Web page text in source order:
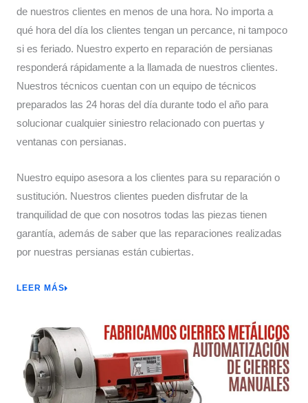
de nuestros clientes en menos de una hora. No importa a
qué hora del día los clientes tengan un percance, ni tampoco
si es feriado. Nuestro experto en reparación de persianas
responderá rápidamente a la llamada de nuestros clientes.
Nuestros técnicos cuentan con un equipo de técnicos
preparados las 24 horas del día durante todo el año para
solucionar cualquier siniestro relacionado con puertas y
ventanas con persianas.
Nuestro equipo asesora a los clientes para su reparación o
sustitución. Nuestros clientes pueden disfrutar de la
tranquilidad de que con nosotros todas las piezas tienen
garantía, además de saber que las reparaciones realizadas
por nuestras persianas están cubiertas.
LEER MÁS